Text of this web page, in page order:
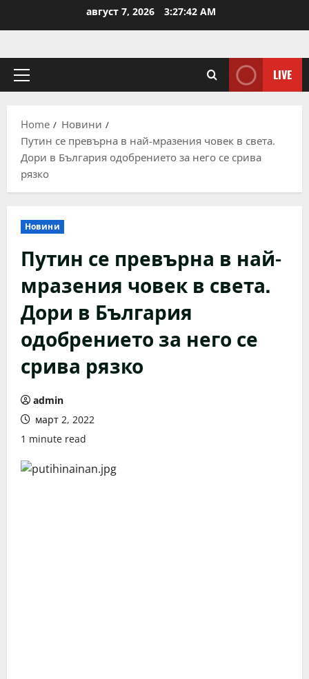
август 7, 2026 3:27:42 AM
Primary
LIVE
Home
Новини
Путин се превърна в най-мразения човек в света.
Дори в България одобрението за него се срива
рязко
Новини
Путин се превърна в най-
мразения човек в света.
Дори в България
одобрението за него се
срива рязко
admin
март 2, 2022
1 minute read